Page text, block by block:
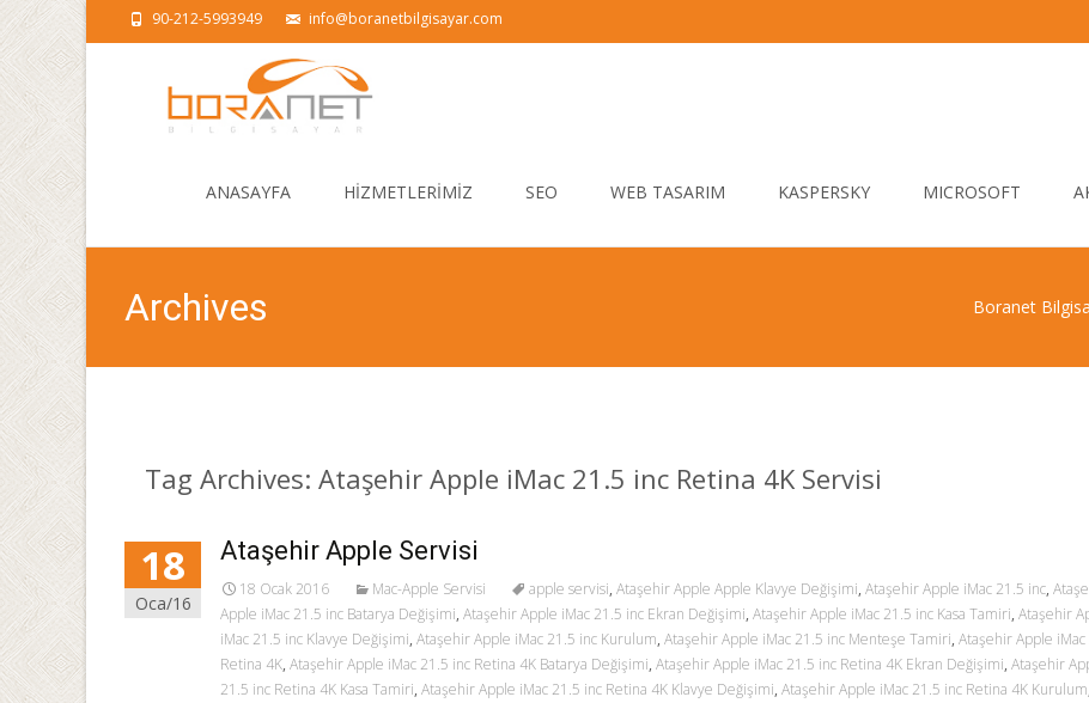
90-212-5993949 info@boranetbilgisayar.com
ANASAYFA HİZMETLERİMİZ SEO WEB TASARIM KASPERSKY MICROSOFT
Archives Boranet
Tag Archives: Ataşehir Apple iMac 21.5 inc Retina 4K Servisi
18
Oca/16
Ataşehir Apple Servisi
18 Ocak 2016 Mac-Apple Servisi apple servisi, Ataşehir Apple Apple Klavye Değişimi, Ataşehir Apple iMac 21.5 inc,
Apple iMac 21.5 inc Batarya Değişimi, Ataşehir Apple iMac 21.5 inc Ekran Değişimi, Ataşehir Apple iMac 21.5 inc Kasa Tamiri, Ataşehir
iMac 21.5 inc Klavye Değişimi, Ataşehir Apple iMac 21.5 inc Kurulum, Ataşehir Apple iMac 21.5 inc Menteşe Tamiri, Ataşehir Apple
Retina 4K, Ataşehir Apple iMac 21.5 inc Retina 4K Batarya Değişimi, Ataşehir Apple iMac 21.5 inc Retina 4K Ekran Değişimi, Ataşehir
21.5 inc Retina 4K Kasa Tamiri, Ataşehir Apple iMac 21.5 inc Retina 4K Klavye Değişimi, Ataşehir Apple iMac 21.5 inc Retina 4K Kurulum